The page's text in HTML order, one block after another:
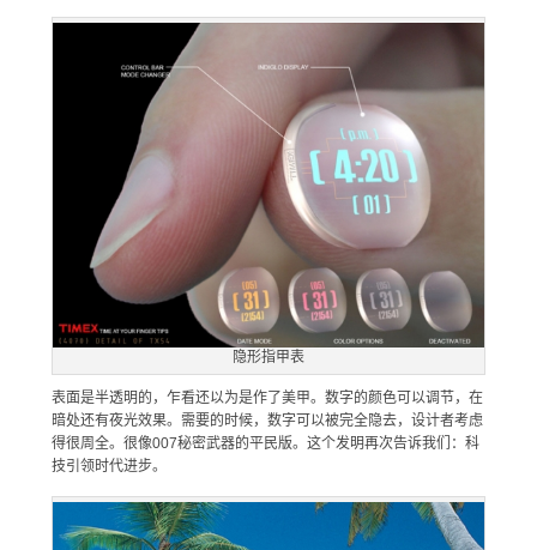
隐形指甲表
表面是半透明的，乍看还以为是作了美甲。数字的颜色可以调节，在
暗处还有夜光效果。需要的时候，数字可以被完全隐去，设计者考虑
得很周全。很像007秘密武器的平民版。这个发明再次告诉我们：科
技引领时代进步。